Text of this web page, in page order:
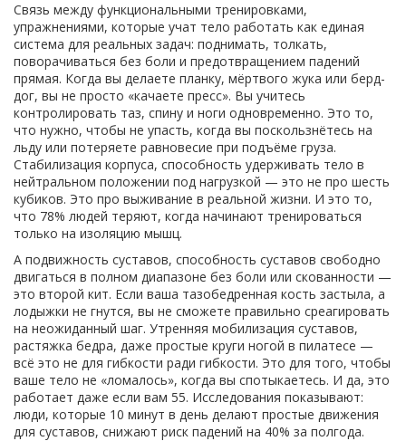
Связь между функциональными тренировками,
упражнениями, которые учат тело работать как единая
система для реальных задач: поднимать, толкать,
поворачиваться без боли и предотвращением падений
прямая. Когда вы делаете планку, мёртвого жука или берд-
дог, вы не просто «качаете пресс». Вы учитесь
контролировать таз, спину и ноги одновременно. Это то,
что нужно, чтобы не упасть, когда вы поскользнётесь на
льду или потеряете равновесие при подъёме груза.
Стабилизация корпуса, способность удерживать тело в
нейтральном положении под нагрузкой — это не про шесть
кубиков. Это про выживание в реальной жизни. И это то,
что 78% людей теряют, когда начинают тренироваться
только на изоляцию мышц.
А подвижность суставов, способность суставов свободно
двигаться в полном диапазоне без боли или скованности —
это второй кит. Если ваша тазобедренная кость застыла, а
лодыжки не гнутся, вы не сможете правильно среагировать
на неожиданный шаг. Утренняя мобилизация суставов,
растяжка бедра, даже простые круги ногой в пилатесе —
всё это не для гибкости ради гибкости. Это для того, чтобы
ваше тело не «ломалось», когда вы спотыкаетесь. И да, это
работает даже если вам 55. Исследования показывают:
люди, которые 10 минут в день делают простые движения
для суставов, снижают риск падений на 40% за полгода.